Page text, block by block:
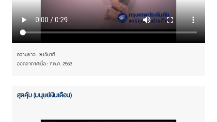
ความยาว : 30 วินาที
ออกอากาศเมื่อ : 7 ต.ค. 2553
สุดคุ้ม (มนุษย์เงินเดือน)